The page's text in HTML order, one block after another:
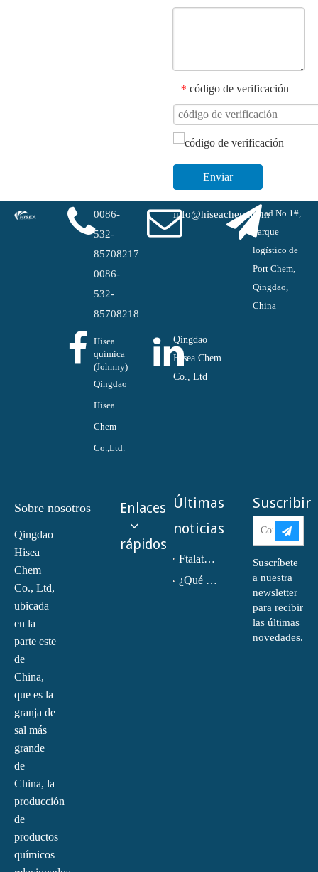
* código de verificación
Enviar
0086-
532-
85708217
0086-
532-
85708218
info@hiseachem.comRoad No.1#,
parque
logístico de
Port Chem,
Qingdao,
China
Hisea
química
(Johnny)
Qingdao
Hisea
Chem
Co.,Ltd.
Qingdao
Hisea Chem
Co., Ltd
Sobre nosotros
Qingdao
Hisea
Chem
Co., Ltd,
ubicada
en la
parte este
de
China,
que es la
granja de
sal más
grande
de
China, la
producción
de
productos
químicos
Enlaces
rápidos
Últimas
noticias
Ftalato de dioctilo (DOP) CAS NO.:117-81-7
¿Qué es la monoetanolamina (MEA)?
Suscribir
Suscríbete
a nuestra
newsletter
para recibir
las últimas
novedades.